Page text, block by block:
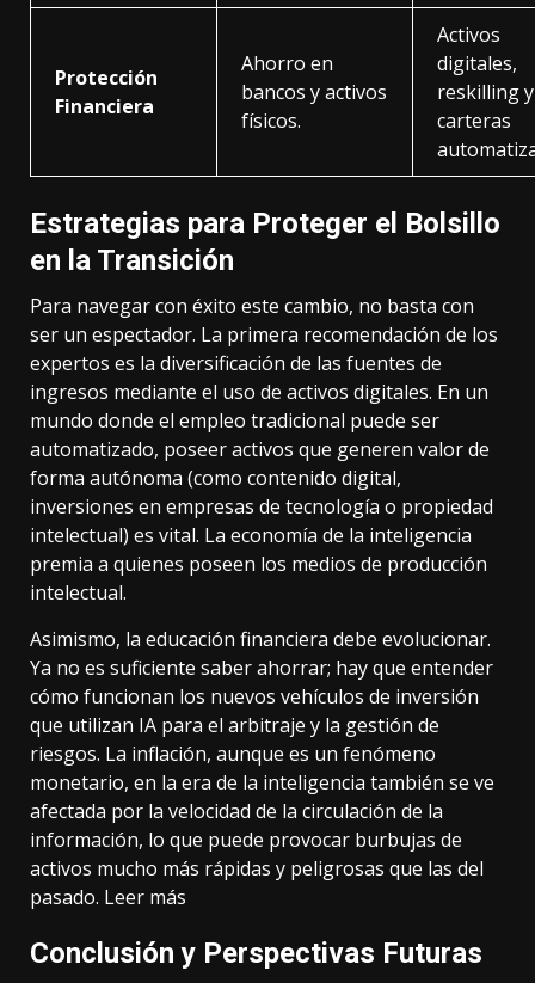
Protección
Financiera
Ahorro en
bancos y activos
físicos.
Activos
digitales,
reskilling y
carteras
Estrategias para Proteger el Bolsillo
en la Transición
Para navegar con éxito este cambio, no basta con
ser un espectador. La primera recomendación de los
expertos es la diversificación de las fuentes de
ingresos mediante el uso de activos digitales. En un
mundo donde el empleo tradicional puede ser
automatizado, poseer activos que generen valor de
forma autónoma (como contenido digital,
inversiones en empresas de tecnología o propiedad
intelectual) es vital. La economía de la inteligencia
premia a quienes poseen los medios de producción
intelectual.
Asimismo, la educación financiera debe evolucionar.
Ya no es suficiente saber ahorrar; hay que entender
cómo funcionan los nuevos vehículos de inversión
que utilizan IA para el arbitraje y la gestión de
riesgos. La inflación, aunque es un fenómeno
monetario, en la era de la inteligencia también se ve
afectada por la velocidad de la circulación de la
información, lo que puede provocar burbujas de
activos mucho más rápidas y peligrosas que las del
pasado. Leer más
Conclusión y Perspectivas Futuras